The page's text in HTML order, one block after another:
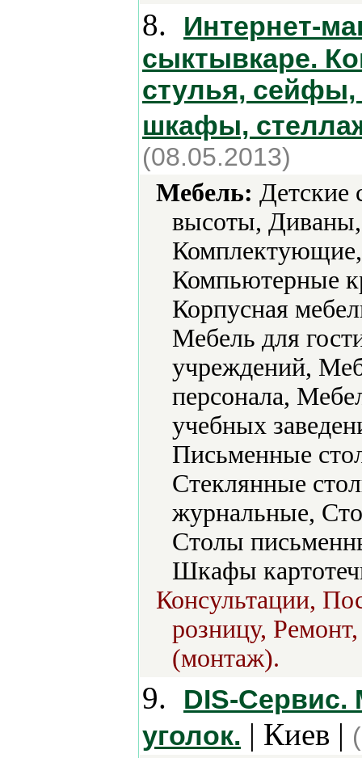
8.
Интернет-
сыктывкаре.
стулья, сейфы,
шкафы,
(08.05.2013)
Мебель: Детские
высоты,
Компьютерные
Корпусная
Мебель для
учреждений,
персонала,
учебных
Письменные
Стеклянные
журнальные,
Столы
Шкафы
Консультации,
розницу,
(монтаж).
9.
DIS-Сервис.
уголок. | Киев |